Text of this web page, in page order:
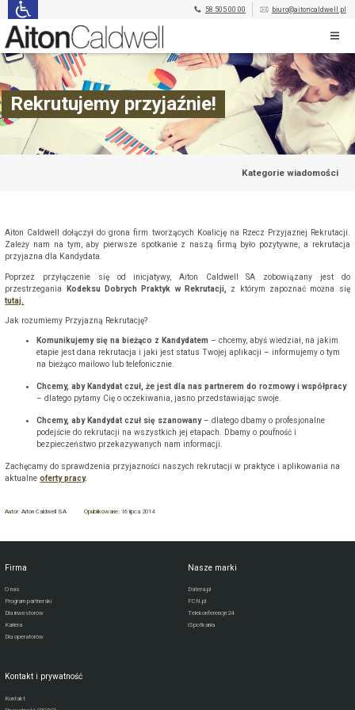
58 505 00 00 biuro@aitoncaldwell.pl
Rekrutujemy przyjaźnie!
Kategorie wiadomości
Aiton Caldwell dołączył do grona firm tworzących Koalicję na Rzecz Przyjaznej Rekrutacji.
Zależy nam na tym, aby pierwsze spotkanie z naszą firmą było pozytywne, a rekrutacja
przyjazna dla Kandydata.
Poprzez przyłączenie się od inicjatywy, Aiton Caldwell SA zobowiązany jest do
przestrzegania Kodeksu Dobrych Praktyk w Rekrutacji, z którym zapoznać można się
tutaj.
Jak rozumiemy Przyjazną Rekrutację?
Komunikujemy się na bieżąco z Kandydatem – chcemy, abyś wiedział, na jakim
etapie jest dana rekrutacja i jaki jest status Twojej aplikacji – informujemy o tym
na bieżąco mailowo lub telefonicznie.
Chcemy, aby Kandydat czuł, że jest dla nas partnerem do rozmowy i współpracy
– dlatego pytamy Cię o oczekiwania, jasno przedstawiając swoje.
Chcemy, aby Kandydat czuł się szanowany– dlatego dbamy o profesjonalne
podejście do rekrutacji na wszystkich jej etapach. Dbamy o poufność i
bezpieczeństwo przekazywanych nam informacji.
Zachęcamy do sprawdzenia przyjazności naszych rekrutacji w praktyce i aplikowania na
aktualneoferty pracy.
Autor:Aiton Caldwell SA Opublikowane: 16 lipca 2014
Firma
O nas
Program partnerski
Dla inwestorów
Kariera
Dla operatorów
Nasze marki
Datera.pl
FCN.pl
Telekonferencje24
iSpotkania
Kontakt i prywatność
Kontakt